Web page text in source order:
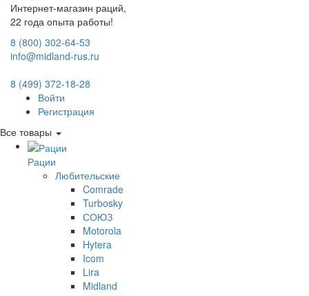
Интернет-магазин раций,
22 года опыта работы!
8 (800) 302-64-53
info@midland-rus.ru
8 (499) 372-18-28
Войти
Регистрация
Все товары
Рации
Любительские
Comrade
Turbosky
СОЮЗ
Motorola
Hytera
Icom
Lira
Midland